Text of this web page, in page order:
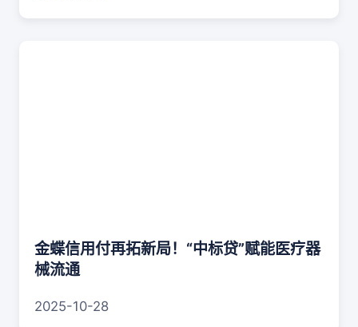
金蝶信用付再拓新局！“中标贷”赋能医疗器
械流通
2025-10-28